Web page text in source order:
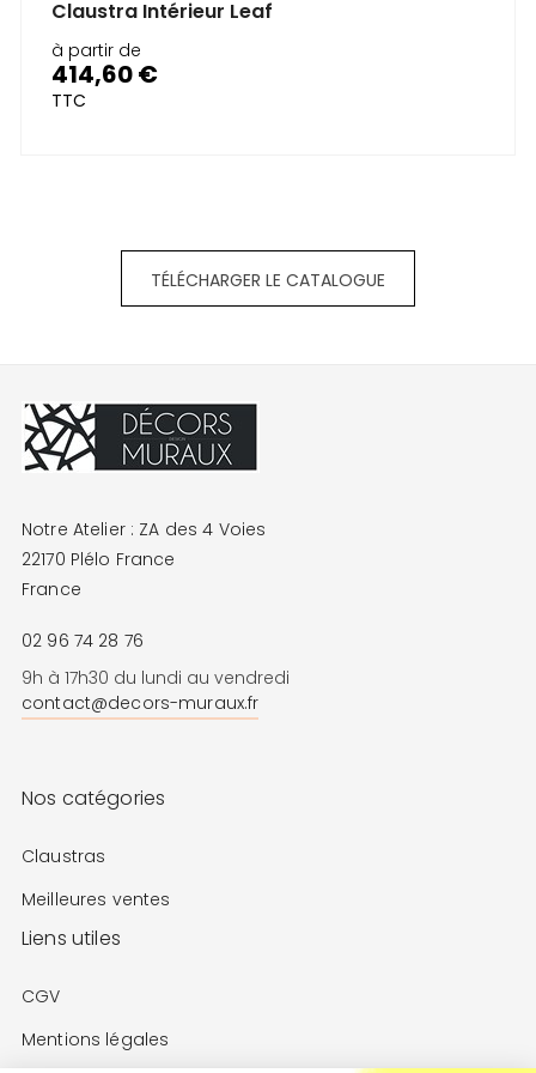
Claustra Intérieur Leaf
à partir de
Prix
414,60 €
TTC
TÉLÉCHARGER LE CATALOGUE
Notre Atelier : ZA des 4 Voies
22170 Plélo France
France
02 96 74 28 76
9h à 17h30 du lundi au vendredi
contact@decors-muraux.fr
Nos catégories
Claustras
Meilleures ventes
Liens utiles
CGV
Mentions légales